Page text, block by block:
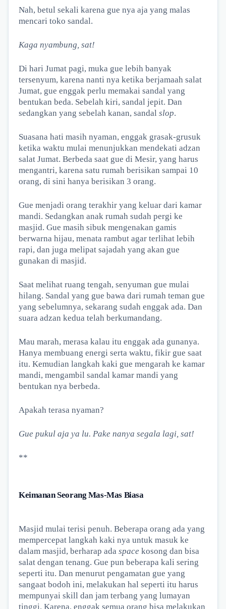
Nah, betul sekali karena gue nya aja yang malas
mencari toko sandal.
Kaga nyambung, sat!
Di hari Jumat pagi, muka gue lebih banyak
tersenyum, karena nanti nya ketika berjamaah salat
Jumat, gue enggak perlu memakai sandal yang
bentukan beda. Sebelah kiri, sandal jepit. Dan
sedangkan yang sebelah kanan, sandal slop.
Suasana hati masih nyaman, enggak grasak-grusuk
ketika waktu mulai menunjukkan mendekati adzan
salat Jumat. Berbeda saat gue di Mesir, yang harus
mengantri, karena satu rumah berisikan sampai 10
orang, di sini hanya berisikan 3 orang.
Gue menjadi orang terakhir yang keluar dari kamar
mandi. Sedangkan anak rumah sudah pergi ke
masjid. Gue masih sibuk mengenakan gamis
berwarna hijau, menata rambut agar terlihat lebih
rapi, dan juga melipat sajadah yang akan gue
gunakan di masjid.
Saat melihat ruang tengah, senyuman gue mulai
hilang. Sandal yang gue bawa dari rumah teman gue
yang sebelumnya, sekarang sudah enggak ada. Dan
suara adzan kedua telah berkumandang.
Mau marah, merasa kalau itu enggak ada gunanya.
Hanya membuang energi serta waktu, fikir gue saat
itu. Kemudian langkah kaki gue mengarah ke kamar
mandi, mengambil sandal kamar mandi yang
bentukan nya berbeda.
Apakah terasa nyaman?
Gue pukul aja ya lu. Pake nanya segala lagi, sat!
**
Keimanan Seorang Mas-Mas Biasa
Masjid mulai terisi penuh. Beberapa orang ada yang
mempercepat langkah kaki nya untuk masuk ke
dalam masjid, berharap ada space kosong dan bisa
salat dengan tenang. Gue pun beberapa kali sering
seperti itu. Dan menurut pengamatan gue yang
sangaat bodoh ini, melakukan hal seperti itu harus
mempunyai skill dan jam terbang yang lumayan
tinggi. Karena, enggak semua orang bisa melakukan